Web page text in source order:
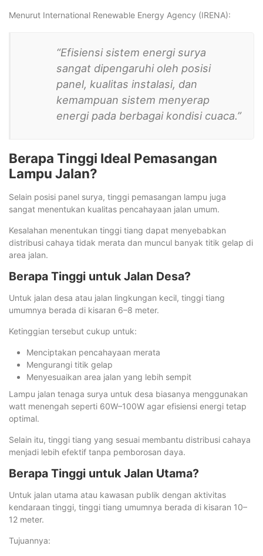
Menurut International Renewable Energy Agency (IRENA):
“Efisiensi sistem energi surya
sangat dipengaruhi oleh posisi
panel, kualitas instalasi, dan
kemampuan sistem menyerap
energi pada berbagai kondisi cuaca.”
Berapa Tinggi Ideal Pemasangan
Lampu Jalan?
Selain posisi panel surya, tinggi pemasangan lampu juga
sangat menentukan kualitas pencahayaan jalan umum.
Kesalahan menentukan tinggi tiang dapat menyebabkan
distribusi cahaya tidak merata dan muncul banyak titik gelap di
area jalan.
Berapa Tinggi untuk Jalan Desa?
Untuk jalan desa atau jalan lingkungan kecil, tinggi tiang
umumnya berada di kisaran 6–8 meter.
Ketinggian tersebut cukup untuk:
Menciptakan pencahayaan merata
Mengurangi titik gelap
Menyesuaikan area jalan yang lebih sempit
Lampu jalan tenaga surya untuk desa biasanya menggunakan
watt menengah seperti 60W–100W agar efisiensi energi tetap
optimal.
Selain itu, tinggi tiang yang sesuai membantu distribusi cahaya
menjadi lebih efektif tanpa pemborosan daya.
Berapa Tinggi untuk Jalan Utama?
Untuk jalan utama atau kawasan publik dengan aktivitas
kendaraan tinggi, tinggi tiang umumnya berada di kisaran 10–
12 meter.
Tujuannya: